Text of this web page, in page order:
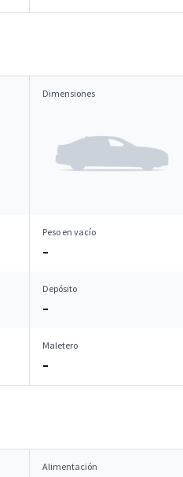
Dimensiones
Peso en vacío
–
Depósito
–
Maletero
–
Alimentación